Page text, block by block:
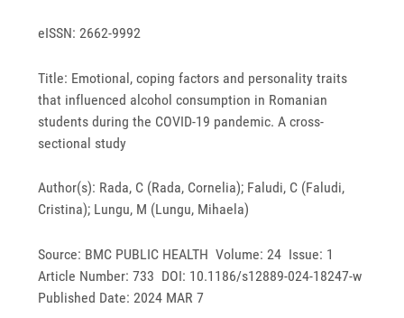
eISSN: 2662-9992
Title: Emotional, coping factors and personality traits
that influenced alcohol consumption in Romanian
students during the COVID-19 pandemic. A cross-
sectional study
Author(s): Rada, C (Rada, Cornelia); Faludi, C (Faludi,
Cristina); Lungu, M (Lungu, Mihaela)
Source: BMC PUBLIC HEALTH Volume: 24 Issue: 1
Article Number: 733 DOI: 10.1186/s12889-024-18247-w
Published Date: 2024 MAR 7